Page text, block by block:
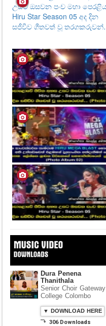
Dura Penena
Thanithala
Senior Choir Gateway
College Colombo
▼ DOWNLOAD HERE
⤵ 306 Downloads